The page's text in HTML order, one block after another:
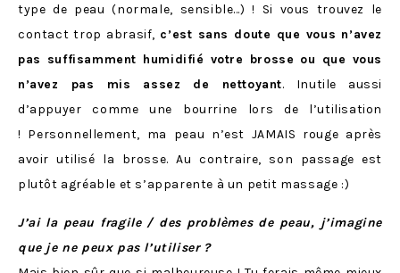
type de peau (normale, sensible…) ! Si vous trouvez le
contact trop abrasif, c’est sans doute que vous n’avez
pas suffisamment humidifié votre brosse ou que vous
n’avez pas mis assez de nettoyant. Inutile aussi
d’appuyer comme une bourrine lors de l’utilisation
! Personnellement, ma peau n’est JAMAIS rouge après
avoir utilisé la brosse. Au contraire, son passage est
plutôt agréable et s’apparente à un petit massage :)
J’ai la peau fragile / des problèmes de peau, j’imagine
que je ne peux pas l’utiliser ?